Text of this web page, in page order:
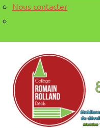
Nous contacter
contenu